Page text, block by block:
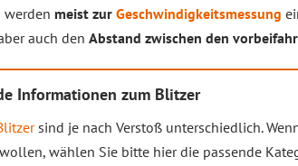
werden meist zur Geschwindigkeitsmessung
auch den Abstand zwischen den
Informationen zum Blitzer
sind je nach Verstoß unterschiedlich.
wählen Sie bitte hier die passende